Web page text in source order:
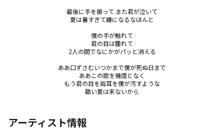
最後に手を振って また君が泣いて
夏は暑すぎて嫌になるなほんと
僕の手が触れて
君の目は腫れて
2人の間でなにかがパッと消える
ああ口ずさむいつかまで僕が死ぬ日まで
ああこの歌を幾度となく
もう君の目を両耳を僕が汚すような
酷い夏は来ないから
アーティスト情報